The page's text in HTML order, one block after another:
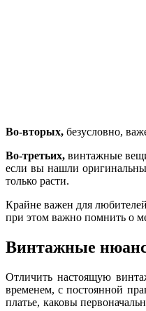
Во-вторых, безусловно,
Во-третьих, винтажные
если вы нашли
только расти.
Крайне важен для
при этом важно помнить о
Винтажные
Отличить настоящую
временем, с постоянной
платье, каковы